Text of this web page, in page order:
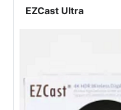
が、今は新卒者が運…
EZCast Ultra